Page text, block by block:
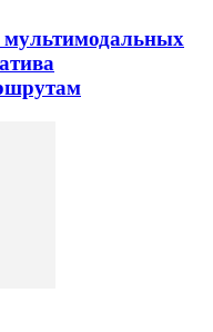
мультимодальных